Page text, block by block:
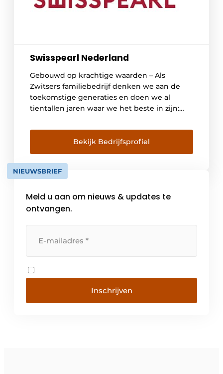
Swisspearl Nederland
Gebouwd op krachtige waarden – Als
Zwitsers familiebedrijf denken we aan de
toekomstige generaties en doen we al
tientallen jaren waar we het beste in zijn:
gedrevenheid zetten wij ruwe grondstoffen
om in innovatieve en duurzame
vezelcement producten voor gevels,
interieurs en tuinen. Het hoofdkantoor van
de Swisspearl Group bevindt zich […]
Bekijk Bedrijfsprofiel
NIEUWSBRIEF
Meld u aan om nieuws & updates te
ontvangen.
Inschrijven